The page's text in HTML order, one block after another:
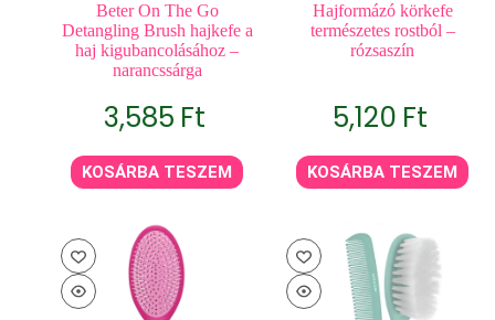
Beter On The Go
Detangling Brush hajkefe a
haj kigubancolásához –
narancssárga
3,585 Ft
KOSÁRBA TESZEM
Hajformázó körkefe
természetes rostból –
rózsaszín
5,120 Ft
KOSÁRBA TESZEM